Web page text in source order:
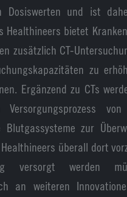
Dosiswerten und ist
Healthineers bietet
zusätzlich CT-
zu
Ergänzend zu CTs
von
zur
überall dort
versorgt werden
an weiteren